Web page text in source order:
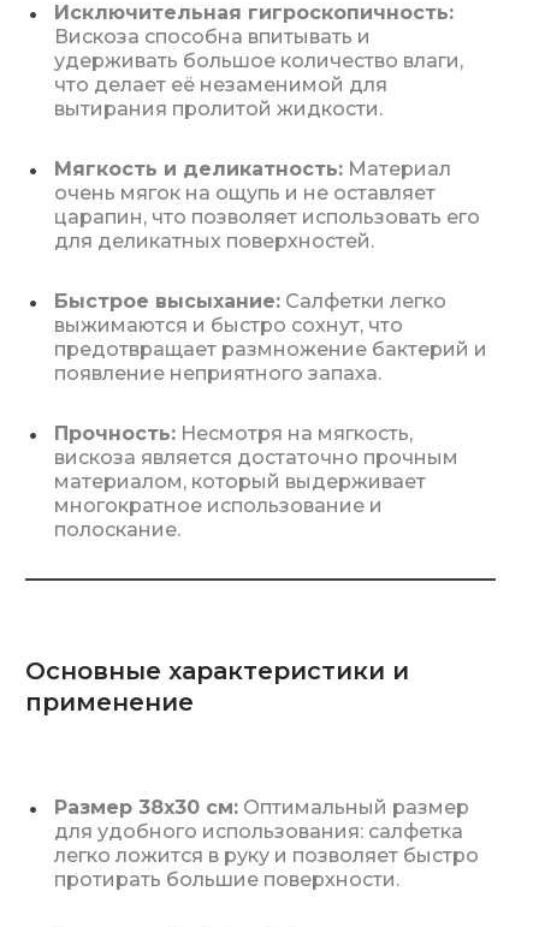
Исключительная гигроскопичность:
Вискоза способна впитывать и
удерживать большое количество влаги,
что делает её незаменимой для
вытирания пролитой жидкости.
Мягкость и деликатность: Материал
очень мягок на ощупь и не оставляет
царапин, что позволяет использовать его
для деликатных поверхностей.
Быстрое высыхание: Салфетки легко
выжимаются и быстро сохнут, что
предотвращает размножение бактерий и
появление неприятного запаха.
Прочность: Несмотря на мягкость,
вискоза является достаточно прочным
материалом, который выдерживает
многократное использование и
полоскание.
Основные характеристики и
применение
Размер 38х30 см: Оптимальный размер
для удобного использования: салфетка
легко ложится в руку и позволяет быстро
протирать большие поверхности.